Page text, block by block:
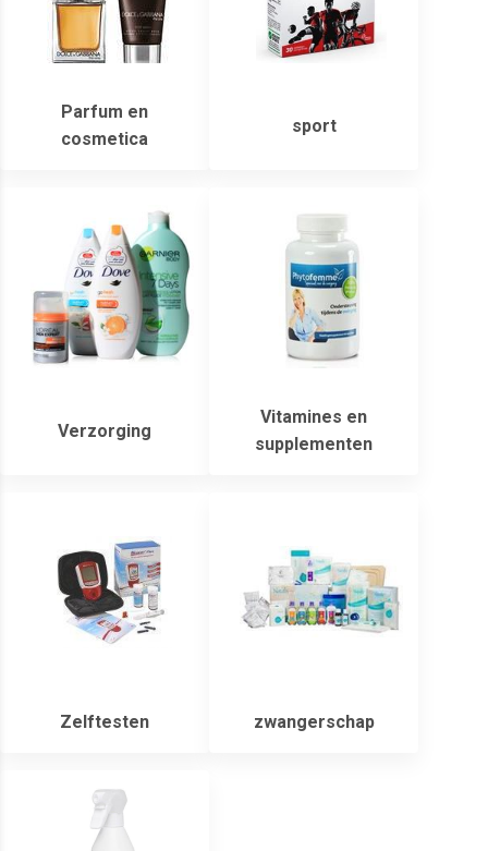
Parfum en
cosmetica
sport
Verzorging
Vitamines en
supplementen
Zelftesten zwangerschap